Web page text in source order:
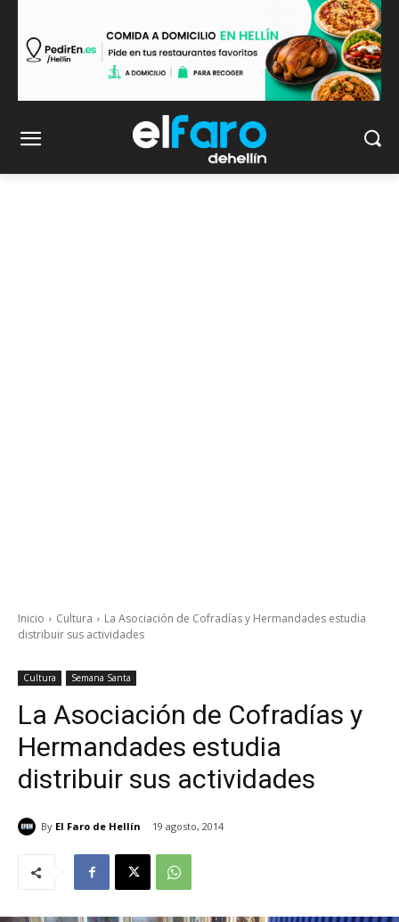
Inicio Cultura
La Asociación de Cofradías y Hermandades estudia
distribuir sus actividades
Cultura Semana Santa
La Asociación de Cofradías y
Hermandades estudia
distribuir sus actividades
By El Faro de Hellín 19 agosto, 2014